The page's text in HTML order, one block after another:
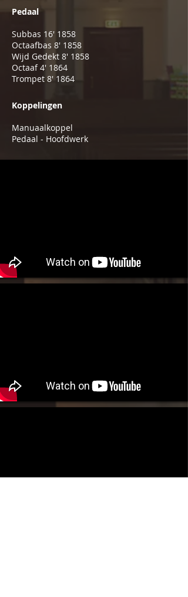
Pedaal
Subbas 16' 1858
Octaafbas 8' 1858
Wijd Gedekt 8' 1858
Octaaf 4' 1864
Trompet 8' 1864
Koppelingen
Manuaalkoppel
Pedaal - Hoofdwerk